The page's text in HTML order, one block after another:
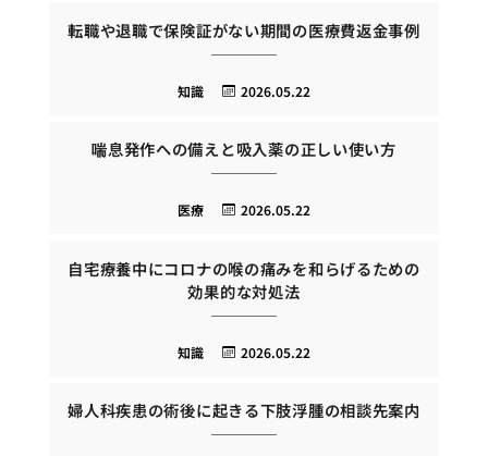
転職や退職で保険証がない期間の医療費返金事例
2026.05.22
知識
喘息発作への備えと吸入薬の正しい使い方
2026.05.22
医療
自宅療養中にコロナの喉の痛みを和らげるための
効果的な対処法
2026.05.22
知識
婦人科疾患の術後に起きる下肢浮腫の相談先案内